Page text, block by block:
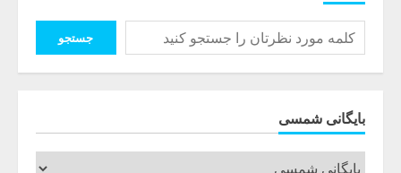
جستجو
بایگانی شمسی